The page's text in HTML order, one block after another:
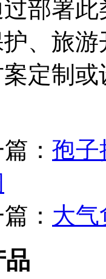
署此类
、旅
定制
： 孢子
： 大
品